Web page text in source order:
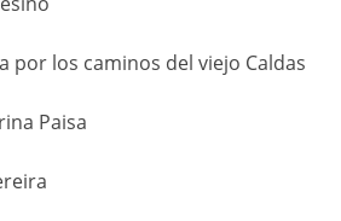
por los caminos del viejo Caldas
Paisa